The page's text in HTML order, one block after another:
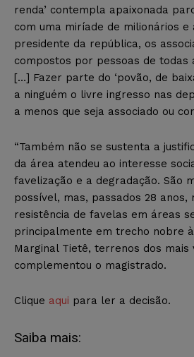
renda’ contempla apaixonada
com uma miríade de milionários e
presidente da república, os
compostos por pessoas de todas
[…] Fazer parte do ‘povão, de
a ninguém o livre ingresso nas
a menos que seja associado ou
“Também não se sustenta a
da área atendeu ao interesse
favelização e a degradação. São
possível, mas, passados 28 anos,
resistência de favelas em áreas
principalmente em trecho nobre
Marginal Tietê, terrenos dos mais
complementou o magistrado.
Clique aqui para ler a decisão.
Saiba mais: